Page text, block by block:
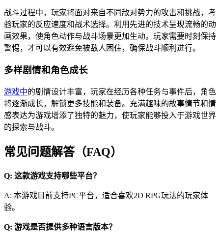
战斗过程中，玩家将面对来自不同敌对势力的攻击和挑战，考
验玩家的反应速度和战术选择。利用先进的技术呈现流畅的动
画效果，使角色动作与战斗场景更加生动。玩家需要时刻保持
警惕，才可以有效避免被敌人困住，确保战斗顺利进行。
多样剧情和角色成长
游戏中的剧情设计丰富，玩家在经历各种任务与事件后，角色
将逐渐成长，解锁更多技能和装备。充满趣味的故事情节和情
感表达为游戏增添了独特的魅力，使玩家能够投入于游戏世界
的探索与战斗。
常见问题解答（FAQ）
Q: 这款游戏支持哪些平台？
A: 本游戏目前支持PC平台，适合喜欢2D RPG玩法的玩家体
验。
Q: 游戏是否提供多种语言版本？